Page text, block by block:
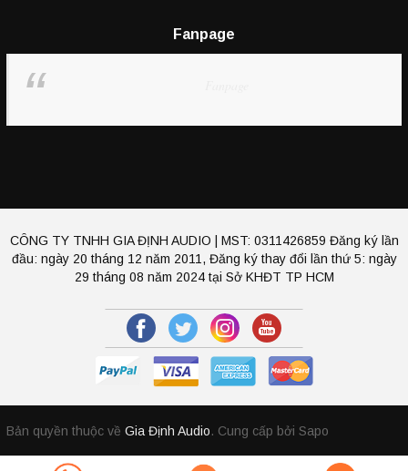
Fanpage
CÔNG TY TNHH GIA ĐỊNH AUDIO | MST: 0311426859 Đăng ký lần
đầu: ngày 20 tháng 12 năm 2011, Đăng ký thay đổi lần thứ 5: ngày
29 tháng 08 năm 2024 tại Sở KHĐT TP HCM
Bản quyền thuộc về Gia Định Audio. Cung cấp bởi Sapo